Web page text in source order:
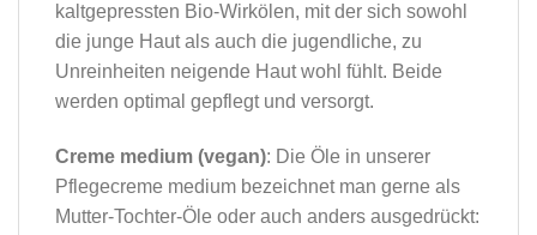
kaltgepressten Bio-Wirkölen, mit der sich sowohl
die junge Haut als auch die jugendliche, zu
Unreinheiten neigende Haut wohl fühlt. Beide
werden optimal gepflegt und versorgt.
Creme medium (vegan): Die Öle in unserer
Pflegecreme medium bezeichnet man gerne als
Mutter-Tochter-Öle oder auch anders ausgedrückt: